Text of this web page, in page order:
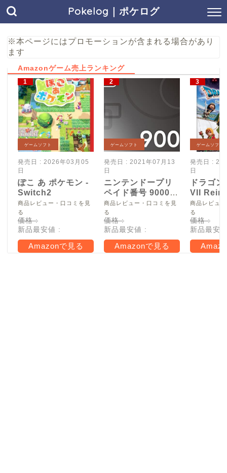
Pokelog｜ポケログ
※本ページにはプロモーションが含まれる場合があり
ます
Amazonゲーム売上ランキング
ゲームソフト
発売日 : 2026年03月05
日
ぽこ あ ポケモン -
Switch2
商品レビュー・口コミを見
る
価格 :
新品最安値 :
Amazonで見る
ゲームソフト
発売日 : 2021年07月13
日
ニンテンドープリ
ペイド番号 9000
円|オンラインコー
ド版
商品レビュー・口コミを見
る
価格 :
新品最安値 :
Amazonで見る
ゲームソフト
発売日 :
日
ドラゴ
VII
Switch2
商品レビュ
る
価格 :
新品最安